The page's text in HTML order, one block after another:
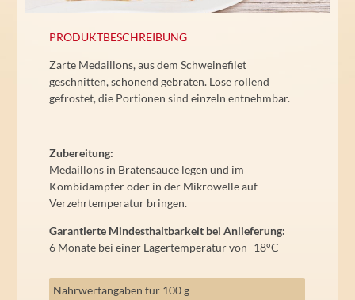
PRODUKTBESCHREIBUNG
Zarte Medaillons, aus dem Schweinefilet
geschnitten, schonend gebraten. Lose rollend
gefrostet, die Portionen sind einzeln entnehmbar.
Zubereitung:
Medaillons in Bratensauce legen und im
Kombidämpfer oder in der Mikrowelle auf
Verzehrtemperatur bringen.
Garantierte Mindesthaltbarkeit bei Anlieferung:
6 Monate bei einer Lagertemperatur von -18°C
Nährwertangaben für 100 g